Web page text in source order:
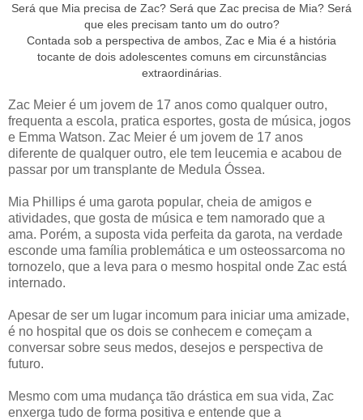
Será que Mia precisa de Zac? Será que Zac precisa de Mia? Será
que eles precisam tanto um do outro?
Contada sob a perspectiva de ambos, Zac e Mia é a história
tocante de dois adolescentes comuns em circunstâncias
extraordinárias.
Zac Meier é um jovem de 17 anos como qualquer outro,
frequenta a escola, pratica esportes, gosta de música, jogos
e Emma Watson. Zac Meier é um jovem de 17 anos
diferente de qualquer outro, ele tem leucemia e acabou de
passar por um transplante de Medula Óssea.
Mia Phillips é uma garota popular, cheia de amigos e
atividades, que gosta de música e tem namorado que a
ama. Porém, a suposta vida perfeita da garota, na verdade
esconde uma família problemática e um osteossarcoma no
tornozelo, que a leva para o mesmo hospital onde Zac está
internado.
Apesar de ser um lugar incomum para iniciar uma amizade,
é no hospital que os dois se conhecem e começam a
conversar sobre seus medos, desejos e perspectiva de
futuro.
Mesmo com uma mudança tão drástica em sua vida, Zac
enxerga tudo de forma positiva e entende que a